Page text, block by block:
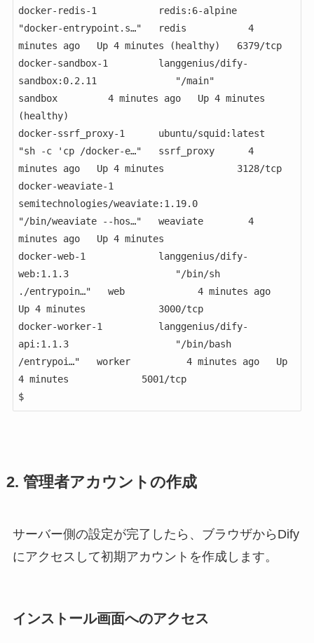
docker-redis-1           redis:6-alpine
"docker-entrypoint.s…"   redis           4
minutes ago   Up 4 minutes (healthy)   6379/tcp
docker-sandbox-1         langgenius/dify-
sandbox:0.2.11              "/main"
sandbox         4 minutes ago   Up 4 minutes
(healthy)
docker-ssrf_proxy-1      ubuntu/squid:latest
"sh -c 'cp /docker-e…"   ssrf_proxy      4
minutes ago   Up 4 minutes             3128/tcp
docker-weaviate-1
semitechnologies/weaviate:1.19.0
"/bin/weaviate --hos…"   weaviate        4
minutes ago   Up 4 minutes
docker-web-1             langgenius/dify-
web:1.1.3                   "/bin/sh
./entrypoin…"   web             4 minutes ago
Up 4 minutes             3000/tcp
docker-worker-1          langgenius/dify-
api:1.1.3                   "/bin/bash
/entrypoi…"   worker          4 minutes ago   Up
4 minutes             5001/tcp
$
2. 管理者アカウントの作成
サーバー側の設定が完了したら、ブラウザからDify
にアクセスして初期アカウントを作成します。
インストール画面へのアクセス